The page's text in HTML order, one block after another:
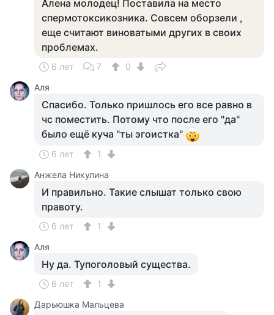
Алена молодец! Поставила на место
спермотоксикозника. Совсем оборзели ,
еще считают виноватыми других в своих
проблемах.
6 лет 7
0
Аля
Спасибо. Только пришлось его все равно в
чс поместить. Потому что после его "да"
было ещё куча "ты эгоистка"
6 лет
1
Анжела Никулина
И правильно. Такие слышат только свою
правоту.
6 лет
1
Аля
Ну да. Тупоголовый существа.
6 лет
1
Дарьюшка Мальцева